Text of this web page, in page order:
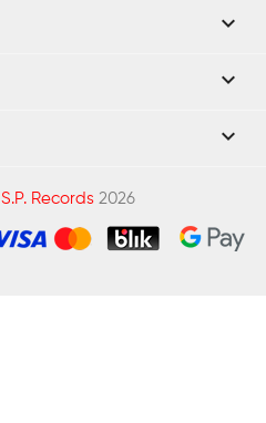



S.P. Records2026